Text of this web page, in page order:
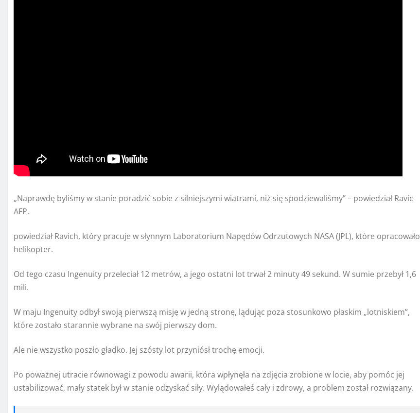
„Naprawdę byliśmy w stanie poradzić sobie z silniejszymi wiatrami, niż się spodziewaliśmy” – powiedział Ravic
AFP.
powiedział Ravich, który pracuje w słynnym Laboratorium Napędów Odrzutowych NASA (JPL), które opracowało
helikopter.
Od tego czasu Ingenuity przeleciał 12 metrów, a jego ostatni lot trwał 2 minuty 49 sekund. W sumie przebył 1,6
mili.
W maju Ingenuity odbył swoją pierwszą misję w jedną stronę, lądując poza stosunkowo płaskim „lotniskiem”,
które zostało starannie wybrane na swój pierwszy dom.
Ale nie wszystko poszło gładko. Jej szósty lot przyniósł trochę emocji.
Po poważnej utracie równowagi z powodu awarii, która wpłynęła na zdjęcia zrobione w locie, aby pomóc jej
ustabilizować, mały statek był w stanie odzyskać siły. Wylądowałeś cały i zdrowy, a problem został rozwiązany.